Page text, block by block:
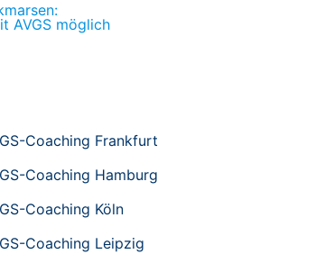
AVGS möglich
Coaching Frankfurt
Coaching Hamburg
Coaching Köln
Coaching Leipzig